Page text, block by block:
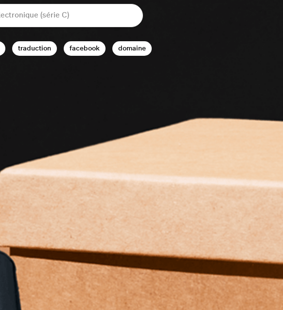
traduction facebook domaine